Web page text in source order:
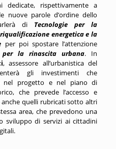
dedicate, rispettivamente a
nuove parole d’ordine dello
di Tecnologie per la
energetica e la
per poi spostare l’attenzione
la rinascita urbana. In
, assessore all’urbanistica del
gli investimenti che
nel progetto e nel piano di
che prevede l’accesso e
anche quelli rubricati sotto altri
area, che prevedono una
sviluppo di servizi ai cittadini